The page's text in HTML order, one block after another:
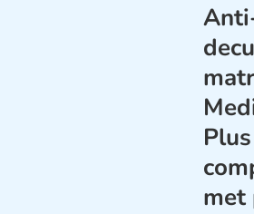
Plus
met